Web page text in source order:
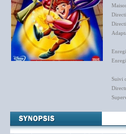
Suivi